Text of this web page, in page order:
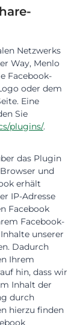
Netzwerks
Way, Menlo
Facebook-
oder dem
Eine
Sie
plugins/.
das Plugin
und
erhält
IP-Adresse
Facebook
Facebook-
unserer
Dadurch
Ihrem
hin, dass wir
Inhalt der
durch
hierzu finden